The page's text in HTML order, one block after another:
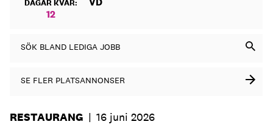
DAGAR KVAR:
12
SÖK BLAND LEDIGA JOBB
SE FLER PLATSANNONSER
RESTAURANG | 16 juni 2026